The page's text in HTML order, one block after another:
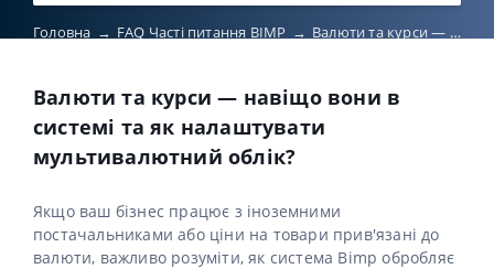
Головна → FAQ Часті питання BIMP → Валюти та курси — навіщо вони в системі та як налаштувати мультивалютний облік?
Валюти та курси — навіщо вони в
системі та як налаштувати
мультивалютний облік?
Якщо ваш бізнес працює з іноземними
постачальниками або ціни на товари прив'язані до
валюти, важливо розуміти, як система Bimp обробляє